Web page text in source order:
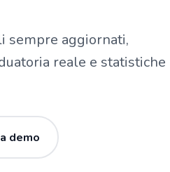
sempre aggiornati,
reale e statistiche
demo